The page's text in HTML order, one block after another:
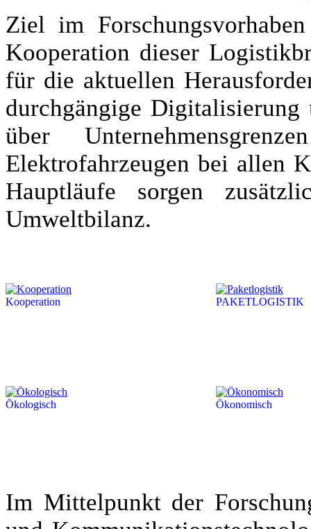
Ziel im
Kooperation dieser
für die aktuellen
durchgängige
über
Elektrofahrzeugen bei allen
Hauptläufe sorgen
Umweltbilanz.
Kooperation PAKETLOGISTIK
Ökologisch Ökonomisch
Im Mittelpunkt der